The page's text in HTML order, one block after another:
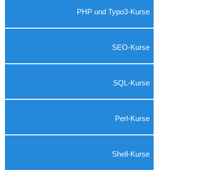
PHP und Typo3-Kurse
SEO-Kurse
SQL-Kurse
Perl-Kurse
Shell-Kurse